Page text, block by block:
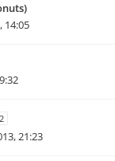
14:05
2
21:23